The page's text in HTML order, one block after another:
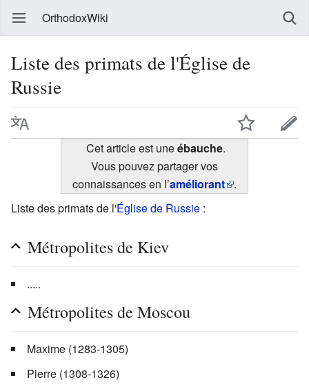
OrthodoxWiki
Liste des primats de l'Église de
Russie
Cet article est uneébauche.
Vous pouvez partager vos
connaissances en l’améliorant
.
Liste des primats de l'Église de Russie :
Métropolites de Kiev
.....
Métropolites de Moscou
Maxime (1283-1305)
Pierre (1308-1326)